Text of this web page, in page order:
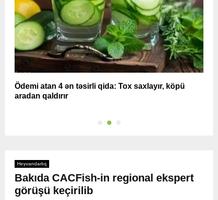
Ödemi atan 4 ən təsirli qida: Tox saxlayır, köpü
aradan qaldırır
Heyvandarlıq
Bakıda CACFish-in regional ekspert
görüşü keçirilib